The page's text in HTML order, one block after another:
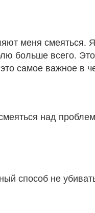
меня смеяться.
больше всего.
самое важное в
над
способ не